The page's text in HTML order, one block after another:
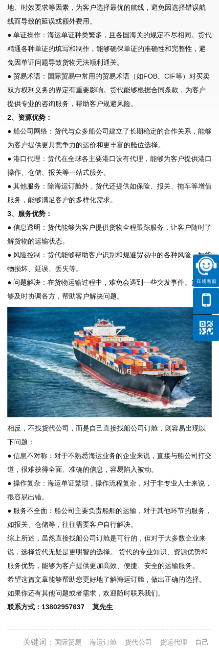
地、时效要求等因素，为客户选择最优的航线，避免因选择错误航
线而导致的延误或额外费用。
● 单证操作：海运单证种类繁多，且各国海关的规定不尽相同。货代
精通各种单证的填写和制作，能够确保单证的准确性和完整性，避
免因单证问题导致货物无法顺利通关。
● 贸易术语： 国际贸易中常用的贸易术语（如FOB、CIF等）对买卖
双方权利义务的界定有重要影响。货代能够根据合同条款，为客户
提供专业的咨询服务，帮助客户规避风险。
2、资源优势：
● 船公司网络：货代与众多船公司建立了长期稳定的合作关系，能够
为客户提供更具竞争力的运价和更丰富的舱位选择。
● 港口代理：货代在全球各主要港口设有代理，能够为客户提供港口
操作、仓储、报关等一站式服务。
● 其他服务：除海运订舱外，货代还提供如保险、报关、拖车等增值
服务，能够满足客户的多样化需求。
3、服务优势：
● 信息透明：货代能够为客户提供货物全程跟踪服务，让客户随时了
解货物的运输状态。
● 风险控制：货代能够帮助客户识别和规避贸易中的各种风险，如货
物损坏、延误、丢失等。
● 问题解决：在货物运输过程中，难免会遇到一些突发事件。货代能
够及时协调各方，帮助客户解决问题。
相反，不找货代公司 ，而是自己直接找船公司订舱，则容易出现以
下问题：
● 信息不对称：对于不熟悉海运业务的企业来说，直接与船公司打交
道，很难获得全面、准确的信息，容易陷入被动。
● 操作复杂：海运单证繁琐，操作流程复杂，对于非专业人士来说，
很容易出错。
● 服务不全面：船公司主要负责船舶的运输，对于其他环节的服务，
如报关、仓储等，往往需要客户自行解决。
综上所述，虽然直接找船公司订舱是可行的，但对于大多数企业来
说，选择货代无疑是更明智的选择。 货代的专业知识、资源优势和
服务优势，能够为客户提供更加高效、便捷、安全的运输服务。
希望这篇文章能够帮助您更好地了解海运订舱 ，做出正确的选择。
如果你还有其他问题或者需求，欢迎随时联系我们。
联系方式：13802957637 莫先生
关键词： 国际贸易 海运订舱 货代公司 货运代理
自己